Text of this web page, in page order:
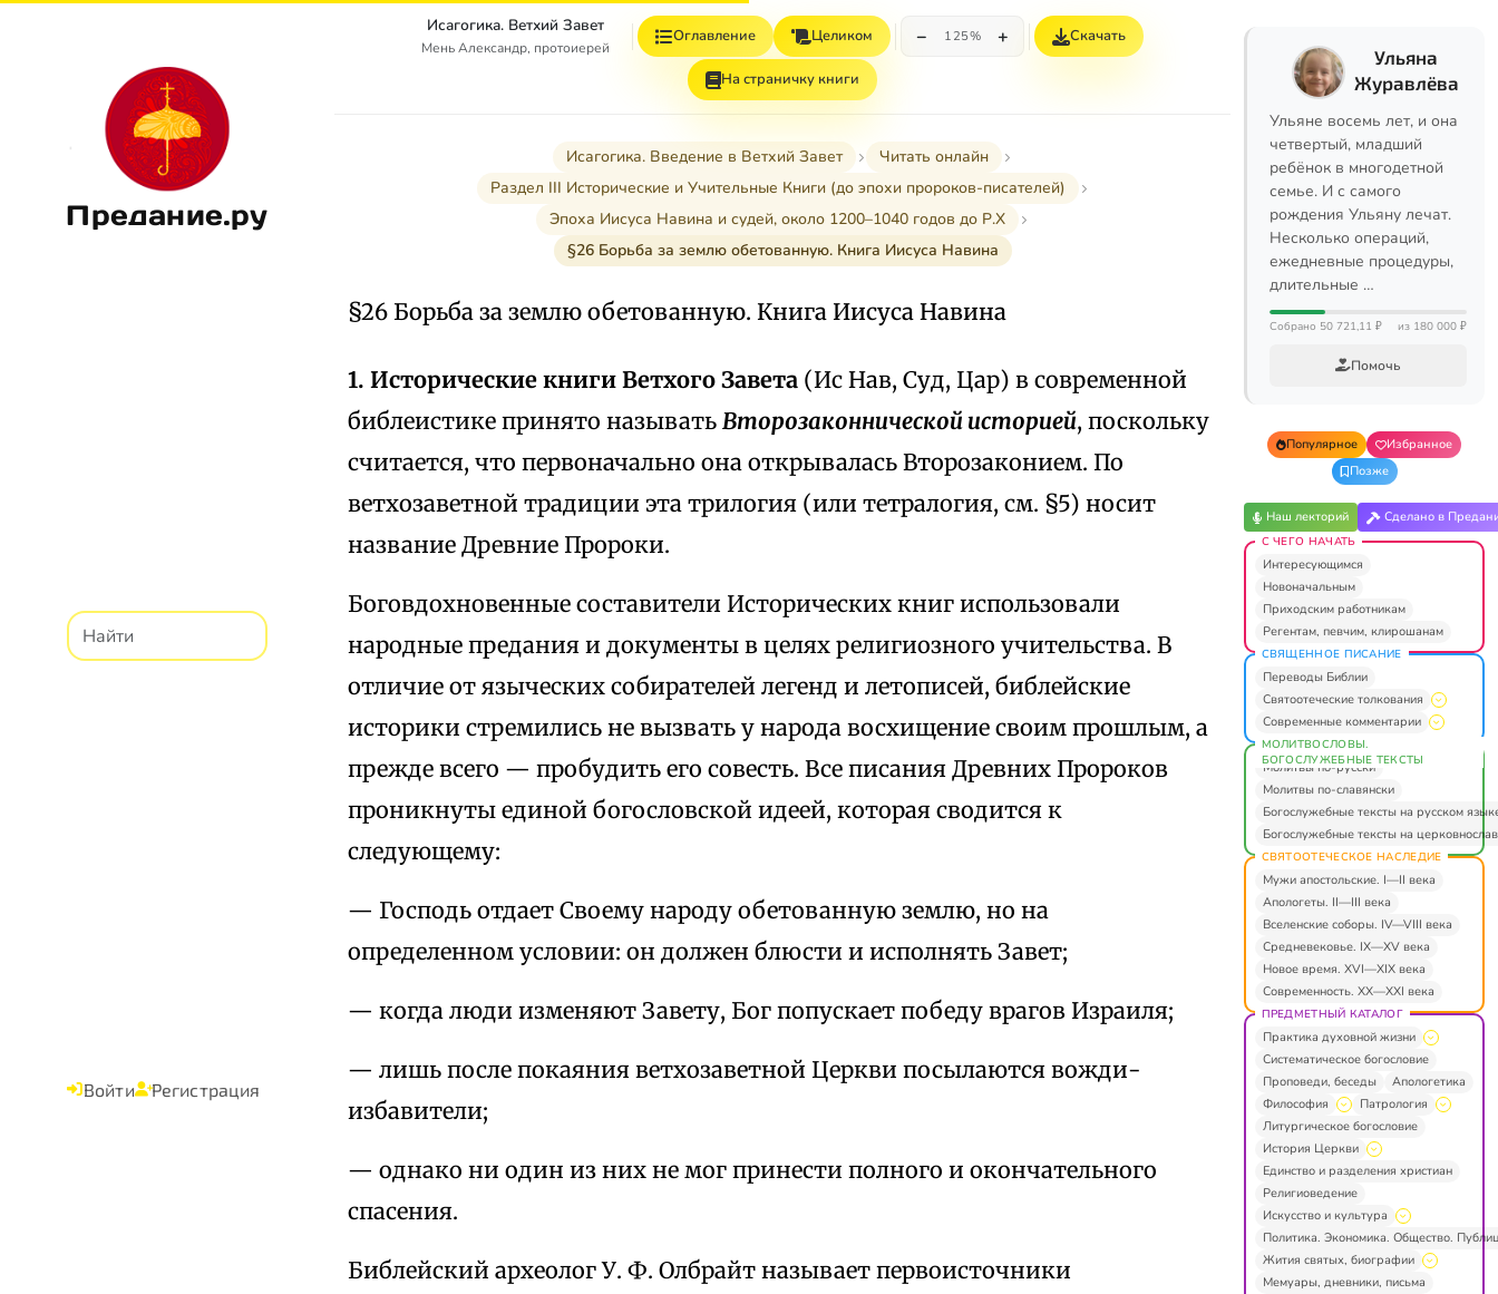
Предание.ру
Войти Регистрация
Исагогика. Ветхий Завет
Мень Александр, протоиерей
Оглавление Целиком − 125% + Скачать
На страничку книги
Исагогика. Введение в Ветхий Завет
Читать онлайн
Раздел III Исторические и Учительные Книги (до эпохи пророков-писателей)
Эпоха Иисуса Навина и судей, около 1200–1040 годов до Р.Х
§26 Борьба за землю обетованную. Книга Иисуса Навина
§26 Борьба за землю обетованную. Книга Иисуса Навина
1. Исторические книги Ветхого Завета (Ис Нав, Суд, Цар) в современной
библеистике принято называть Второзаконнической историей, поскольку
считается, что первоначально она открывалась Второзаконием. По
ветхозаветной традиции эта трилогия (или тетралогия, см. §5) носит
название Древние Пророки.
Боговдохновенные составители Исторических книг использовали
народные предания и документы в целях религиозного учительства. В
отличие от языческих собирателей легенд и летописей, библейские
историки стремились не вызвать у народа восхищение своим прошлым, а
прежде всего — пробудить его совесть. Все писания Древних Пророков
проникнуты единой богословской идеей, которая сводится к
следующему:
— Господь отдает Своему народу обетованную землю, но на
определенном условии: он должен блюсти и исполнять Завет;
— когда люди изменяют Завету, Бог попускает победу врагов Израиля;
— лишь после покаяния ветхозаветной Церкви посылаются вожди-
избавители;
— однако ни один из них не мог принести полного и окончательного
спасения.
Библейский археолог У. Ф. Олбрайт называет первоисточники
Ульяна
Журавлёва
Ульяне восемь лет, и она
четвертый, младший
ребёнок в многодетной
семье. И с самого
рождения Ульяну лечат.
Несколько операций,
ежедневные процедуры,
длительные …
Собрано 50 721,11 ₽ из 180 000 ₽
Помочь
Популярное
Избранное
Позже
Наш лекторий Сделано в
С ЧЕГО НАЧАТЬ
Интересующимся
Новоначальным
Приходским работникам
Регентам, певчим, клирошанам
СВЯЩЕННОЕ ПИСАНИЕ
Переводы Библии
Святоотеческие толкования
Современные комментарии
МОЛИТВОСЛОВЫ.
БОГОСЛУЖЕБНЫЕ ТЕКСТЫ
Молитвы по-русски
Молитвы по-славянски
Богослужебные тексты на русском
Богослужебные тексты на
СВЯТООТЕЧЕСКОЕ НАСЛЕДИЕ
Мужи апостольские. I—II века
Апологеты. II—III века
Вселенские соборы. IV—VIII века
Средневековье. IX—XV века
Новое время. XVI—XIX века
Современность. XX—XXI века
ПРЕДМЕТНЫЙ КАТАЛОГ
Практика духовной жизни
Систематическое богословие
Проповеди, беседы
Апологетика
Философия
Патрология
Литургическое богословие
История Церкви
Единство и разделения христиан
Религиоведение
Искусство и культура
Политика. Экономика. Общество.
Жития святых, биографии
Мемуары, дневники, письма